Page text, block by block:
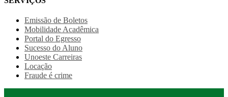
Emissão de Boletos
Mobilidade Acadêmica
Portal do Egresso
Sucesso do Aluno
Unoeste Carreiras
Locação
Fraude é crime